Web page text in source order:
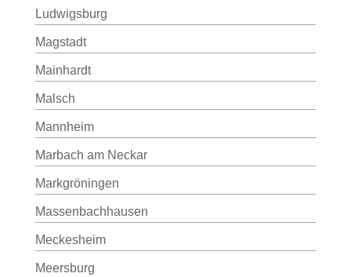
Ludwigsburg
Magstadt
Mainhardt
Malsch
Mannheim
Marbach am Neckar
Markgröningen
Massenbachhausen
Meckesheim
Meersburg